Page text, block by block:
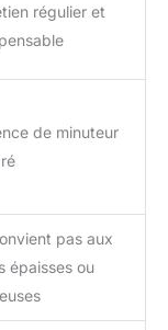
régulier et
de minuteur
pas aux
épaisses ou